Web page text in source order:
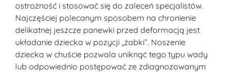
ostrożność i stosować się do zaleceń specjalistów.
Najczęściej polecanym sposobem na chronienie
delikatnej jeszcze panewki przed deformacją jest
układanie dziecka w pozycji „żabki”. Noszenie
dziecka w chuście pozwala uniknąć tego typu wady
lub odpowiednio postępować ze zdiagnozowanym